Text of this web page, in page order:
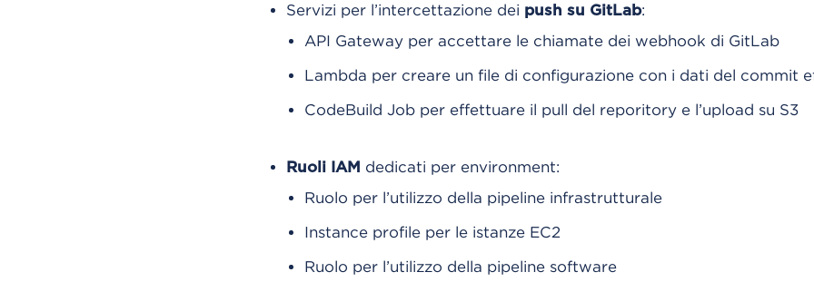
Servizi per l’intercettazione dei push su GitLab:
API Gateway per accettare le chiamate dei webhook di GitLab
Lambda per creare un file di configurazione con i dati del commit
CodeBuild Job per effettuare il pull del reporitory e l’upload su S3
Ruoli IAM dedicati per environment:
Ruolo per l’utilizzo della pipeline infrastrutturale
Instance profile per le istanze EC2
Ruolo per l’utilizzo della pipeline software